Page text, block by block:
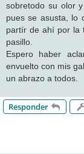
sobretodo su olor
pues se asusta, lo
partír de ahí por la
pasillo.
Espero haber
envuelto con mis
un abrazo a todos.
Responder